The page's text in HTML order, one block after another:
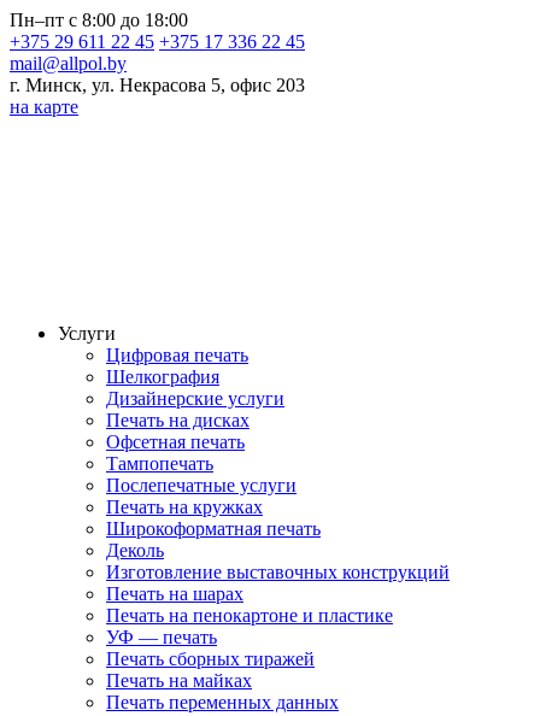
Пн–пт с 8:00 до 18:00
+375 29 611 22 45 +375 17 336 22 45
mail@allpol.by
г. Минск, ул. Некрасова 5, офис 203
на карте
Услуги
Цифровая печать
Шелкография
Дизайнерские услуги
Печать на дисках
Офсетная печать
Тампопечать
Послепечатные услуги
Печать на кружках
Широкоформатная печать
Деколь
Изготовление выставочных конструкций
Печать на шарах
Печать на пенокартоне и пластике
УФ — печать
Печать сборных тиражей
Печать на майках
Печать переменных данных